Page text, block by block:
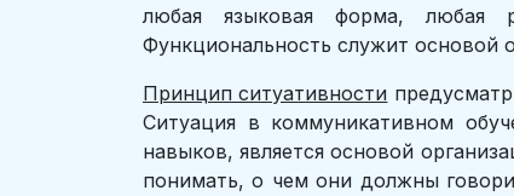
любая языковая форма, любая
Функциональность служит основой
Принцип ситуативности
Ситуация в коммуникативном
навыков, является основой
понимать, о чем они должны